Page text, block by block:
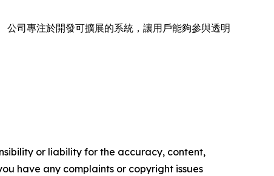
司專注於開發可擴展的系統，讓用戶能夠參與透明
or liability for the accuracy, content,
have any complaints or copyright issues